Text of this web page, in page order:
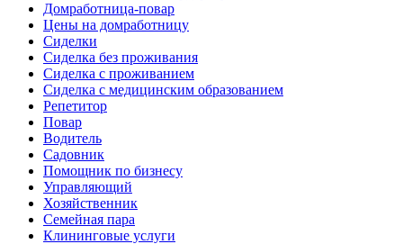
Домработница-повар
Цены на домработницу
Сиделки
Сиделка без проживания
Сиделка с проживанием
Сиделка с медицинским образованием
Репетитор
Повар
Водитель
Садовник
Помощник по бизнесу
Управляющий
Хозяйственник
Семейная пара
Клининговые услуги